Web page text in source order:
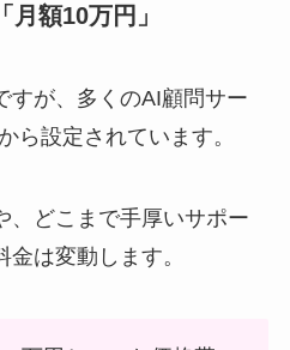
額10万円」
すが、多くのAI顧問サー
ら設定されています。
、どこまで手厚いサポー
金は変動します。